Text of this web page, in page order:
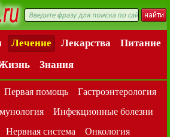
Лечение Лекарства
Питание
Знания
Первая помощь
Гастроэнтерология
Инфекционные болезни
Нервная система
Онкология